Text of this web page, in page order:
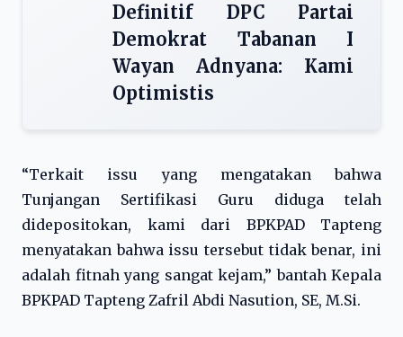
Definitif DPC Partai
Demokrat Tabanan I
Wayan Adnyana: Kami
Optimistis
“Terkait issu yang mengatakan bahwa
Tunjangan Sertifikasi Guru diduga telah
didepositokan, kami dari BPKPAD Tapteng
menyatakan bahwa issu tersebut tidak benar, ini
adalah fitnah yang sangat kejam,” bantah Kepala
BPKPAD Tapteng Zafril Abdi Nasution, SE, M.Si.